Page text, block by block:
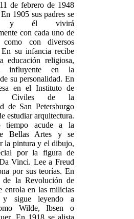
de febrero de 1948
1905 sus padres se
y él vivirá
con cada uno de
con diversos
En su infancia recibe
educación religiosa,
influyente en la
su personalidad. En
en el Instituto de
Civiles de la
de San Petersburgo
estudiar arquitectura.
tiempo acude a la
Bellas Artes y se
la pintura y el dibujo,
por la figura de
Vinci. Lee a Freud
por sus teorías. En
de la Revolución de
enrola en las milicias
y sigue leyendo a
Wilde, Ibsen o
En 1918 se alista